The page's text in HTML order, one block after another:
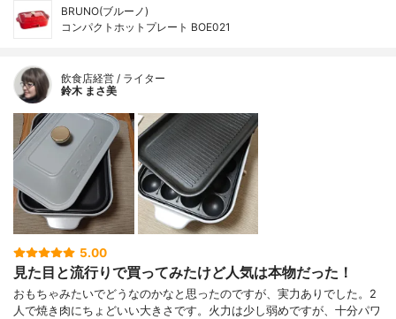
BRUNO(ブルーノ)
コンパクトホットプレート BOE021
飲食店経営 / ライター
鈴木 まさ美
5.00
見た目と流行りで買ってみたけど人気は本物だった！
おもちゃみたいでどうなのかなと思ったのですが、実力ありでした。2
人で焼き肉にちょどいい大きさです。火力は少し弱めですが、十分パワ